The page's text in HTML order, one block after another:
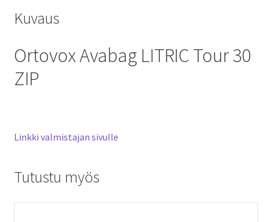
Kuvaus
Ortovox Avabag LITRIC Tour 30
ZIP
Linkki valmistajan sivulle
Tutustu myös